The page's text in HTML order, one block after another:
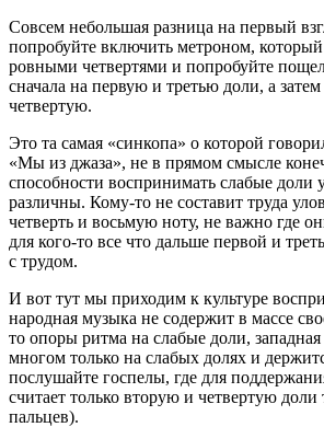
Совсем небольшая разница на первый
попробуйте включить метроном, который
ровными четвертями и попробуйте
сначала на первую и третью доли, а
четвертую.
Это та самая «синкопа» о которой
«Мы из джаза», не в прямом смысле
способности воспринимать слабые доли
различны. Кому-то не составит труда
четверть и восьмую ноту, не важно где
для кого-то все что дальше первой и
с трудом.
И вот тут мы приходим к культуре
народная музыка не содержит в массе
то опоры ритма на слабые доли,
многом только на слабых долях и
послушайте госпелы, где для
считает только вторую и четвертую доли
пальцев).